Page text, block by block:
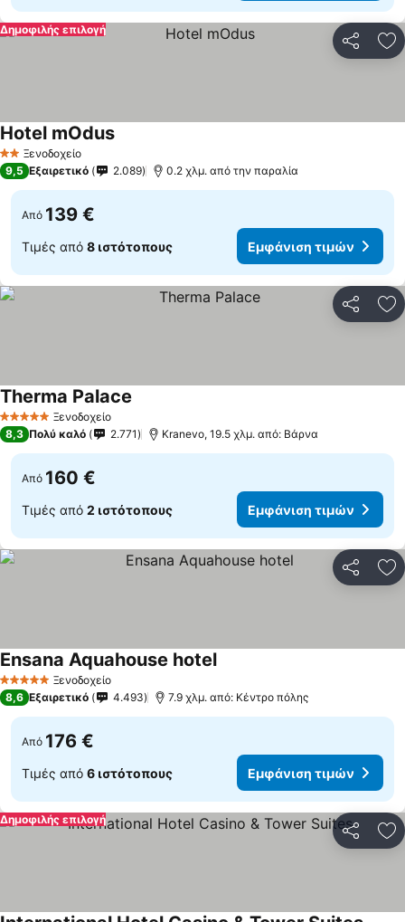
Δημοφιλής επιλογή
2 ΑστέριαΞενοδοχείο
Hotel mOdus
9,5 Εξαιρετικό 2.089 0.2 χλμ. από την παραλία
Από 139 €
Τιμές από 8 ιστότοπους Εμφάνιση τιμών
5 Αστέρια Ξενοδοχείο
Therma Palace
8,3 Πολύ καλό 2.771 Kranevo, 19.5 χλμ. από: Βάρνα
Από 160 €
Τιμές από 2 ιστότοπους Εμφάνιση τιμών
5 Αστέρια Ξενοδοχείο
Ensana Aquahouse hotel
8,6 Εξαιρετικό 4.493 7.9 χλμ. από: Κέντρο πόλης
Από 176 €
Τιμές από 6 ιστότοπους Εμφάνιση τιμών
Δημοφιλής επιλογή